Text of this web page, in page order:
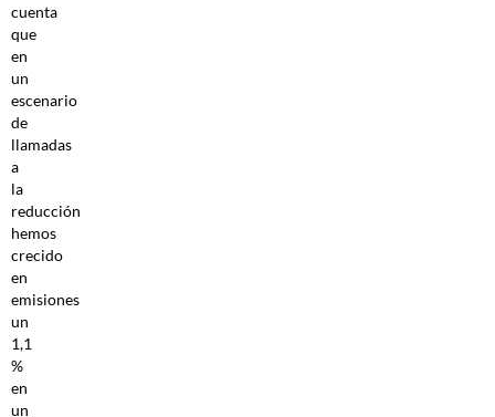
cuenta
que
en
un
escenario
de
llamadas
a
la
reducción
hemos
crecido
en
emisiones
un
1,1
%
en
un